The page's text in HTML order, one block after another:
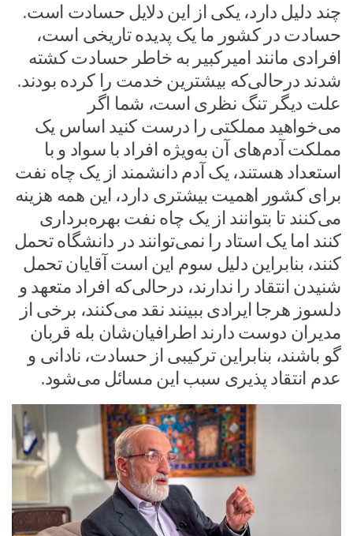
چند دلیل دارد، یکی از این دلایل حسادت است.
حسادت در کشور ما یک پدیده تاریخی است،
افرادی مانند امیرکبیر به خاطر حسادت کشته
شدند درحالی‌که بیشترین خدمت را کرده بودند.
علت دیگر تنگ نظری است، شما اگر
می‌خواهید مملکتی را درست کنید اساس یک
مملکت آدم‌های آن به‌ویژه افراد با سواد و با
استعداد هستند، یک آدم دانشمند از یک چاه نفت
برای کشور اهمیت بیشتری دارد، این همه هزینه
می‌کنند تا بتوانند از یک چاه نفت بهره‌برداری
کنند اما یک استاد را نمی‌توانند در دانشگاه تحمل
کنند، بنابراین دلیل سوم این است آقایان تحمل
شنیدن انتقاد را ندارند، درحالی‌که افراد متعهد و
دلسوز هرجا ایرادی ببینند نقد می‌کنند، برخی از
مدیران دوست دارند اطرافیان‌شان بله قربان
گو باشند، بنابراین ترکیبی از حسادت، نادانی و
عدم انتقاد پذیری سبب این مسائل می‌شود.